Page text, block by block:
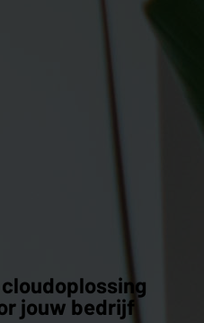
jouw bedrijf